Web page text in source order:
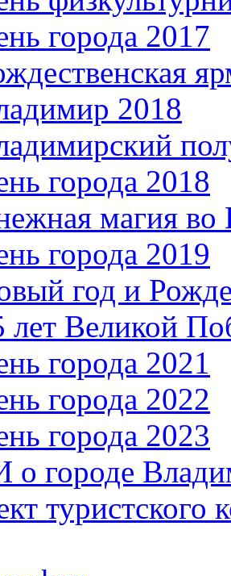
города 2017
2018
города 2018
магия во
города 2019
год и
лет Великой
города 2021
города 2022
города 2023
городе
туристского